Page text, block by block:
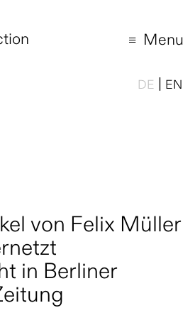
DE EN
von Felix Müller
in Berliner